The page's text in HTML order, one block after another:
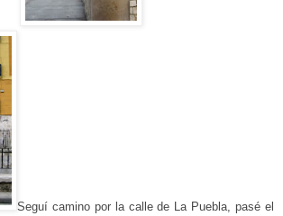
Seguí caminopor la calle de La Puebla, paséel